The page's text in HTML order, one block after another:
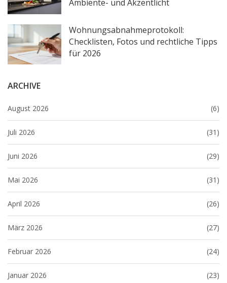
Ambiente- und Akzentlicht
Wohnungsabnahmeprotokoll:
Checklisten, Fotos und rechtliche Tipps
für 2026
ARCHIVE
August 2026 (6)
Juli 2026 (31)
Juni 2026 (29)
Mai 2026 (31)
April 2026 (26)
März 2026 (27)
Februar 2026 (24)
Januar 2026 (23)